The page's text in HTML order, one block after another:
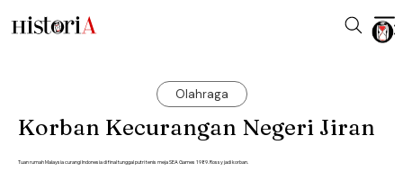
Olahraga
Korban Kecurangan Negeri Jiran
Tuan rumah Malaysia curangi Indonesia di final tunggal putri tenis meja SEA Games 1989. Rossy jadi korban.